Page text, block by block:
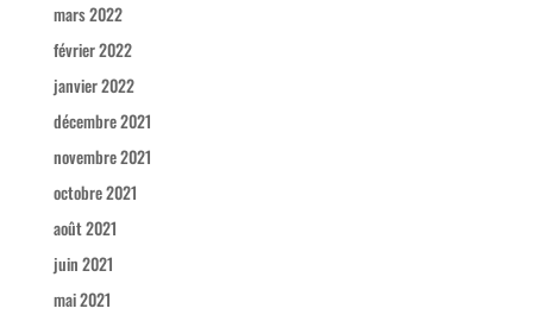
mars 2022
février 2022
janvier 2022
décembre 2021
novembre 2021
octobre 2021
août 2021
juin 2021
mai 2021